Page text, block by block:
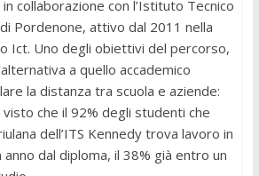
collaborazione con l’Istituto Tecnico
Pordenone, attivo dal 2011 nella
Ict. Uno degli obiettivi del percorso,
a quello accademico
la distanza tra scuola e aziende:
che il 92% degli studenti che
dell’ITS Kennedy trova lavoro in
dal diploma, il 38% già entro un